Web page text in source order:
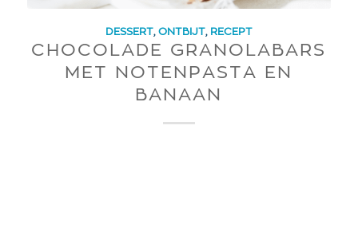
DESSERT, ONTBIJT, RECEPT
CHOCOLADE GRANOLABARS
MET NOTENPASTA EN
BANAAN